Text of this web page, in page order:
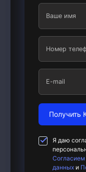
Ваше имя
Номер
E-mail
Получить
Я даю
Согласием
данных и